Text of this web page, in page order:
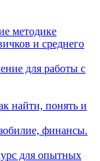
методике
и среднего
для работы с
найти, понять и
финансы.
для опытных